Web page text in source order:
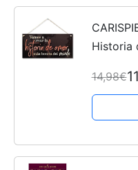
Historia
14,98€